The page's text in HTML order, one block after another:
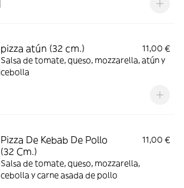
pizza atún (32 cm.)
11,00 €
Salsa de tomate, queso, mozzarella, atún y
cebolla
Pizza De Kebab De Pollo
(32 Cm.)
11,00 €
Salsa de tomate, queso, mozzarella,
cebolla y carne asada de pollo